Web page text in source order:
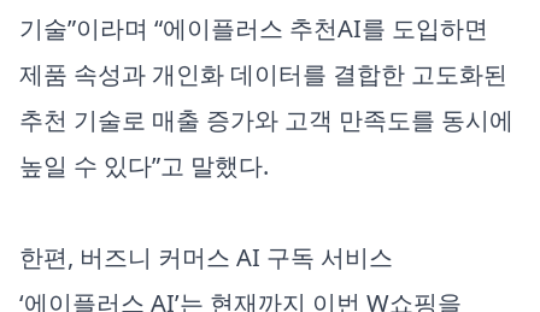
기술”이라며 “에이플러스 추천AI를 도입하면
제품 속성과 개인화 데이터를 결합한 고도화된
추천 기술로 매출 증가와 고객 만족도를 동시에
높일 수 있다”고 말했다.
한편, 버즈니 커머스 AI 구독 서비스
‘에이플러스 AI’는 현재까지 이번 W쇼핑을